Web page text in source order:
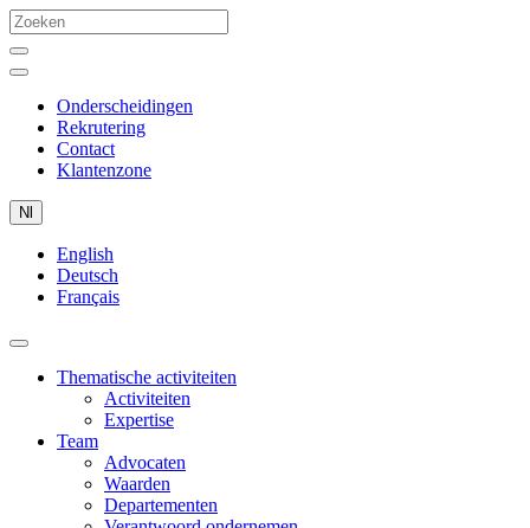
Onderscheidingen
Rekrutering
Contact
Klantenzone
Nl
English
Deutsch
Français
Thematische activiteiten
Activiteiten
Expertise
Team
Advocaten
Waarden
Departementen